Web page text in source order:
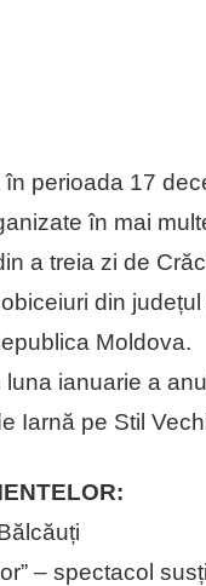
perioada 17
în mai
a treia zi de
din
Moldova.
ianuarie a
Iarnă pe Stil
– spectacol